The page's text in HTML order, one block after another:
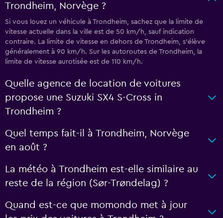
Trondheim, Norvège ?
Si vous louez un véhicule à Trondheim, sachez que la limite de
vitesse actuelle dans la ville est de 50 km/h, sauf indication
contraire. La limite de vitesse en dehors de Trondheim, s’élève
généralement à 90 km/h. Sur les autoroutes de Trondheim, la
limite de vitesse aurotisée est de 110 km/h.
Quelle agence de location de voitures
propose une Suzuki SX4 S-Cross in
Trondheim ?
Quel temps fait-il à Trondheim, Norvège
en août ?
La météo à Trondheim est-elle similaire au
reste de la région (Sør-Trøndelag) ?
Quand est-ce que momondo met à jour